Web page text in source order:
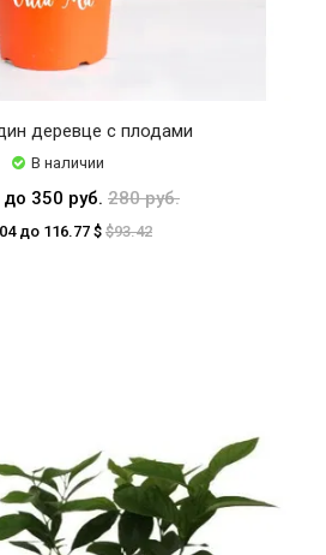
деревце с плодами
В наличии
350 руб. 280 руб.
до 116.77 $ $93.42